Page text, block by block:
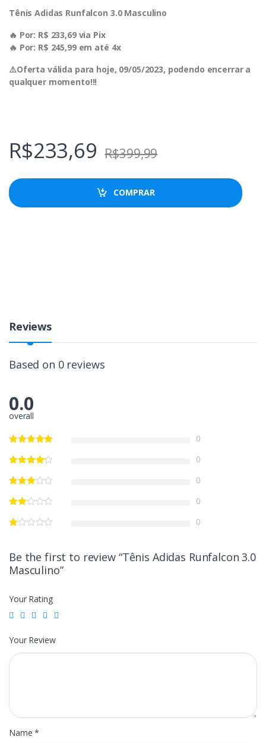
Tênis Adidas Runfalcon 3.0 Masculino
🔥 Por: R$ 233,69 via Pix
🔥 Por: R$ 245,99 em até 4x
⚠️Oferta válida para hoje, 09/05/2023, podendo encerrar a
qualquer momento!!!
R$233,69 R$399,99
COMPRAR
Reviews
Based on 0 reviews
0.0
overall
0
0
0
0
0
Be the first to review “Tênis Adidas Runfalcon 3.0
Masculino”
Your Rating
Your Review
Name*